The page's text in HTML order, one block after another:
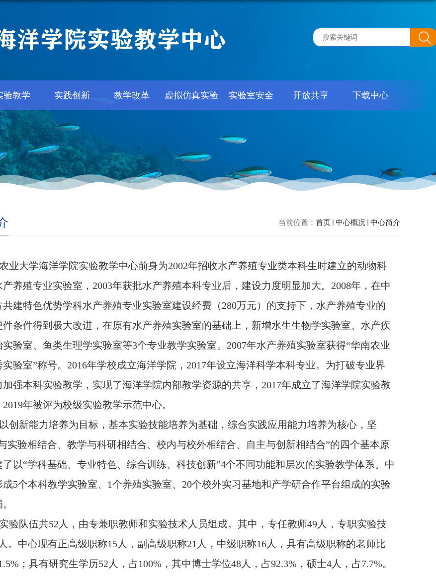
验教学 实践创新 教学改革 虚拟仿真实验 实验室安全 开放共享 下载中心
当前位置： 首页 中心概况 中心简介
业大学海洋学院实验教学中心前身为2002年招收水产养殖专业类本科生时建立的动物科
养殖专业实验室， 2003年获批水产养殖本科专业后，建设力度明显加大。 2008年，在中
共建特色优势学科水产养殖专业实验室建设经费（280万元）的支持下，水产养殖专业的
件条件得到极大改进，在原有水产养殖实验室的基础上，新增水生生物学实验室、水产疾
实验室、鱼类生理学实验室等3个专业教学实验室。 2007年水产养殖实验室获得“华南农业
验室”称号。 2016年学校成立海洋学院， 2017年设立海洋科学本科专业。为打破专业界
加强本科实验教学，实现了海洋学院内部教学资源的共享， 2017年成立了海洋学院实验教
2019年被评为校级实验教学示范中心。
创新能力培养为目标，基本实验技能培养为基础，综合实践应用能力培养为核心，坚
实验相结合、教学与科研相结合、校内与校外相结合、自主与创新相结合”的四个基本原
了以“学科基础、专业特色、综合训练、科技创新”4个不同功能和层次的实验教学体系。中
成5个本科教学实验室、 1个养殖实验室、 20个校外实习基地和产学研合作平台组成的实验
验队伍共52 人，由专兼职教师和实验技术人员组成。其中，专任教师49人，专职实验技
人。 中心现有正高级职称15人，副高级职称21 人，中级职称16人，具有高级职称的老师比
；具有研究生学历52 人，占100% ，其中博士学位48人，占92.3% ，硕士4人，占7.7%。